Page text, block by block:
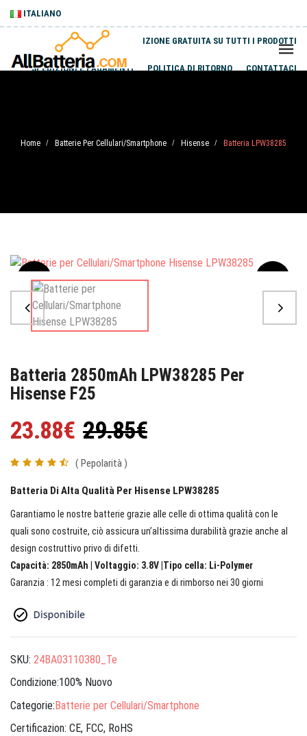
ITALIANO
SPEDIZIONE GRATUITA SU TUTTI I PRODOTTI
SPEDIZIONI E PAGAMENTI POLITICA DI RITORNO CONTATTACI
Home / Batterie Per Cellulari/Smartphone / Hisense / Batteria LPW38285
Sale
Batteria 2850mAh LPW38285 Per
Hisense F25
23.88€ 29.85€
( Pepolarità )
Batteria Di Alta Qualità Per Hisense LPW38285
Garantiamo le nostre batterie grazie alle celle di ottima qualità con le
quali sono costruite, ciò assicura un’altissima durabilità grazie anche al
design costruttivo privo di difetti.
Capacità: 2850mAh | Voltaggio: 3.8V |Tipo cella: Li-Polymer
Garanzia : 12 mesi completi di garanzia e di rimborso nei 30 giorni
SKU: 24BA03110380_Te
Condizione:100% Nuovo
Categorie:Batterie per Cellulari/Smartphone
Certificazion: CE, FCC, RoHS